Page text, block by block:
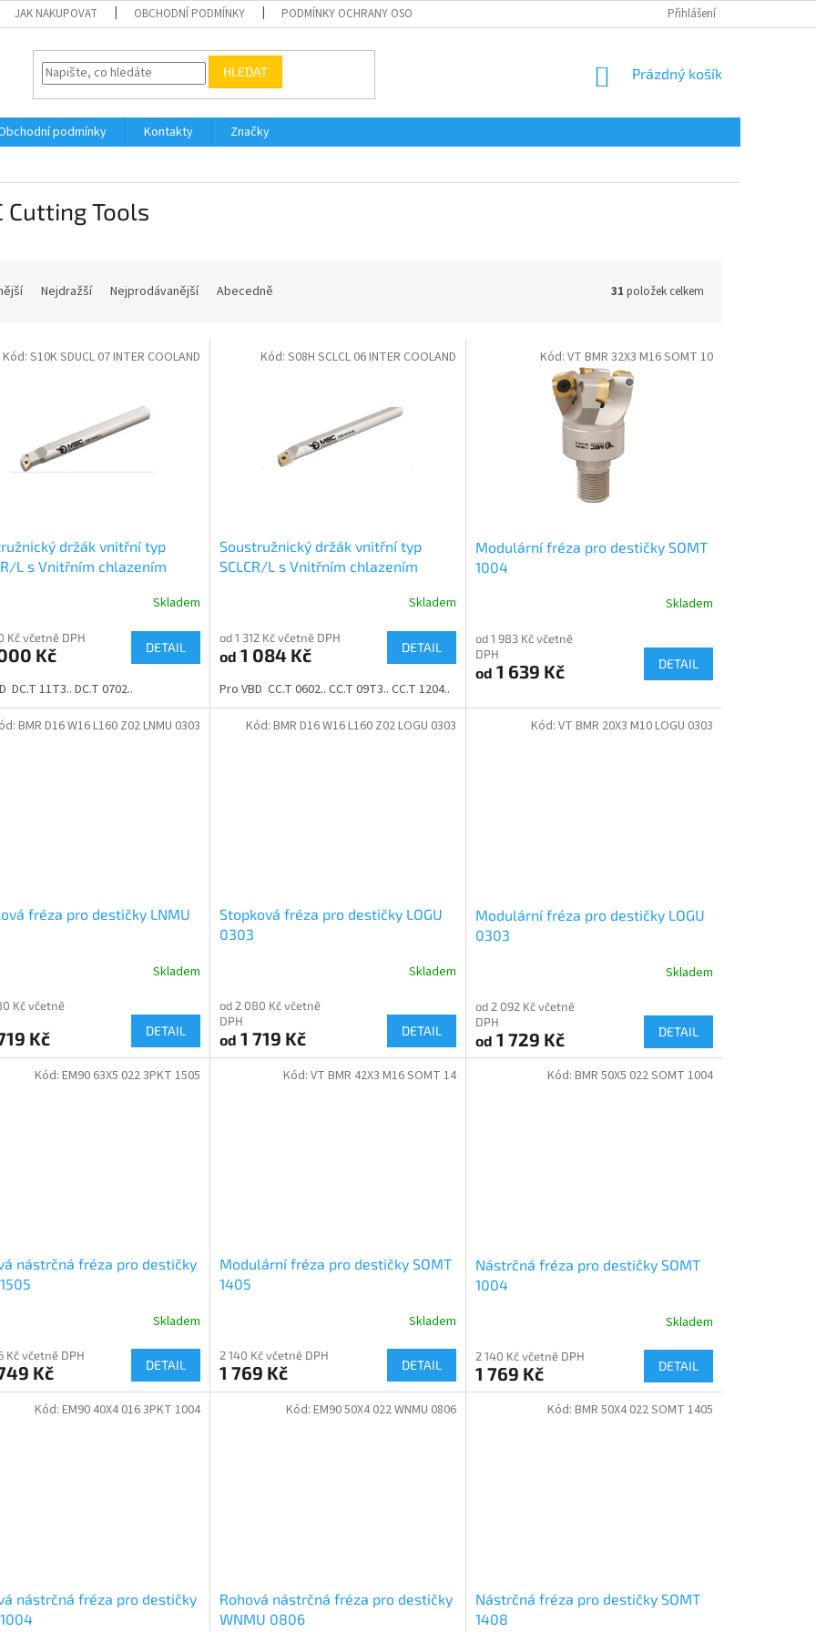
JAK NAKUPOVAT OBCHODNÍ PODMÍNKY PODMÍNKY OCHRANY OSOBNÍCH ÚDAJŮ Přihlášení
HLEDAT
NÁKUPNÍ
Prázdný košík
podmínky Kontakty
Značky
Cutting Tools
Nejdražší Nejprodávanější Abecedně 31 položek celkem
držák vnitřní typ
L s Vnitřním chlazením
Skladem
Kč včetně DPH
Kč DETAIL
DC.T 11T3.. DC.T 0702..
Kód: S10K SDUCL 07 INTER COOLAND
Soustružnický držák vnitřní typ
SCLCR/L s Vnitřním chlazením
Skladem
od 1 312 Kč včetně DPH
od 1 084 Kč DETAIL
Pro VBD CC.T 0602.. CC.T 09T3.. CC.T 1204..
Kód: S08H SCLCL 06 INTER COOLAND
Modulární fréza pro destičky SOMT
1004
Skladem
od 1 983 Kč včetně
DPH
od 1 639 Kč DETAIL
Kód: VT BMR 32X3 M16 SOMT 10
fréza pro destičky LNMU
Skladem
Kč včetně
Kč DETAIL
BMR D16 W16 L160 Z02 LNMU 0303
Stopková fréza pro destičky LOGU
0303
Skladem
od 2 080 Kč včetně
DPH
od 1 719 Kč DETAIL
Kód: BMR D16 W16 L160 Z02 LOGU 0303
Modulární fréza pro destičky LOGU
0303
Skladem
od 2 092 Kč včetně
DPH
od 1 729 Kč DETAIL
Kód: VT BMR 20X3 M10 LOGU 0303
nástrčná fréza pro destičky
Skladem
Kč včetně DPH
Kč DETAIL
Kód: EM90 63X5 022 3PKT 1505
Modulární fréza pro destičky SOMT
1405
Skladem
2 140 Kč včetně DPH
1 769 Kč DETAIL
Kód: VT BMR 42X3 M16 SOMT 14
Nástrčná fréza pro destičky SOMT
1004
Skladem
2 140 Kč včetně DPH
1 769 Kč DETAIL
Kód: BMR 50X5 022 SOMT 1004
nástrčná fréza pro destičky
Kód: EM90 40X4 016 3PKT 1004
Rohová nástrčná fréza pro destičky
WNMU 0806
Kód: EM90 50X4 022 WNMU 0806
Nástrčná fréza pro destičky SOMT
1408
Kód: BMR 50X4 022 SOMT 1405